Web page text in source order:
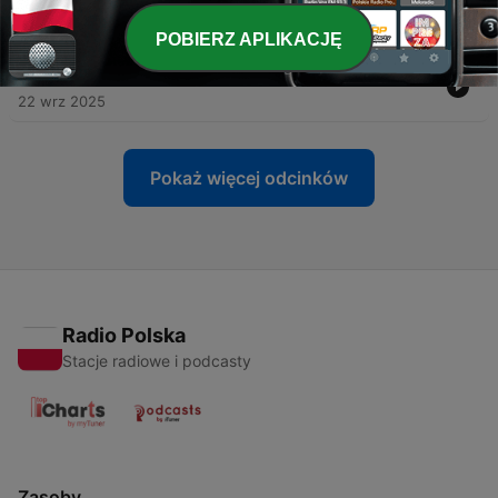
29 wrz 2025
97 - #94 Co wiemy o bakteriach zawartych w jogurcie?
22 wrz 2025
Pokaż więcej odcinków
Radio Polska
Stacje radiowe i podcasty
POBIERZ APLIKACJĘ